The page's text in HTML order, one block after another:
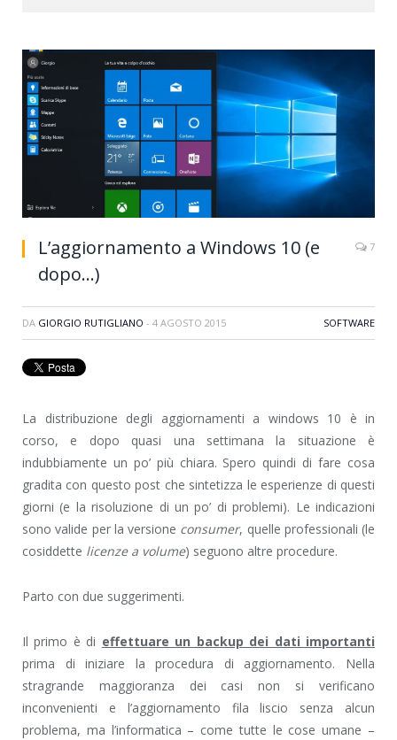
L’aggiornamento a Windows 10 (e
dopo…)
7
DA GIORGIO RUTIGLIANO - 4 AGOSTO 2015 SOFTWARE
La distribuzione degli aggiornamenti a windows 10 è in
corso, e dopo quasi una settimana la situazione è
indubbiamente un po’ più chiara. Spero quindi di fare cosa
gradita con questo post che sintetizza le esperienze di questi
giorni (e la risoluzione di un po’ di problemi). Le indicazioni
sono valide per la versione consumer, quelle professionali (le
cosiddette licenze a volume) seguono altre procedure.
Parto con due suggerimenti.
Il primo è di effettuare un backup dei dati importanti
prima di iniziare la procedura di aggiornamento. Nella
stragrande maggioranza dei casi non si verificano
inconvenienti e l’aggiornamento fila liscio senza alcun
problema, ma l’informatica – come tutte le cose umane –